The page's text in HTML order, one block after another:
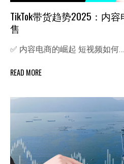
TikTok带货趋势2025：内
售
✅ 内容电商的崛起 短视频如何…
READ MORE